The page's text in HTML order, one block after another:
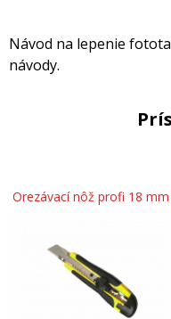
Návod na lepenie
návody.
Orezávací nôž profi 18 mm